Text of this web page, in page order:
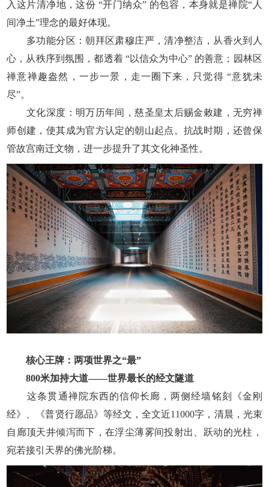
入这片清净地，这份 “开门纳众” 的包容，本身就是禅院“人
间净土”理念的最好体现。
多功能分区：朝拜区肃穆庄严，清净整洁，从香火到人
心，从秩序到氛围，都透着 “以信众为中心” 的善意；园林区
禅意禅趣盎然，一步一景，走一圈下来，只觉得 “意犹未
尽”。
文化深度：明万历年间，慈圣皇太后赐金敕建，无穷禅
师创建，使其成为官方认定的朝山起点。抗战时期，还曾保
管故宫南迁文物，进一步提升了其文化神圣性。
核心王牌：两项世界之“最”
800米加持大道——世界最长的经文隧道
这条贯通禅院东西的信仰长廊，两侧经墙铭刻《金刚
经》、《普贤行愿品》等经文，全文近11000字，清晨，光束
自廊顶天井倾泻而下，在浮尘薄雾间投射出、跃动的光柱，
宛若接引天界的佛光阶梯。